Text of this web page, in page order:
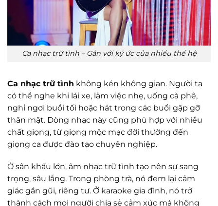
Ca nhạc trữ tình – Gắn với ký ức của nhiều thế hệ
Ca nhạc trữ tình không kén không gian. Người ta
có thể nghe khi lái xe, làm việc nhẹ, uống cà phê,
nghỉ ngơi buổi tối hoặc hát trong các buổi gặp gỡ
thân mật. Dòng nhạc này cũng phù hợp với nhiều
chất giọng, từ giọng mộc mạc đời thường đến
giọng ca được đào tạo chuyên nghiệp.
Ở sân khấu lớn, âm nhạc trữ tình tạo nên sự sang
trọng, sâu lắng. Trong phòng trà, nó đem lại cảm
giác gần gũi, riêng tư. Ở karaoke gia đình, nó trở
thành cách mọi người chia sẻ cảm xúc mà không